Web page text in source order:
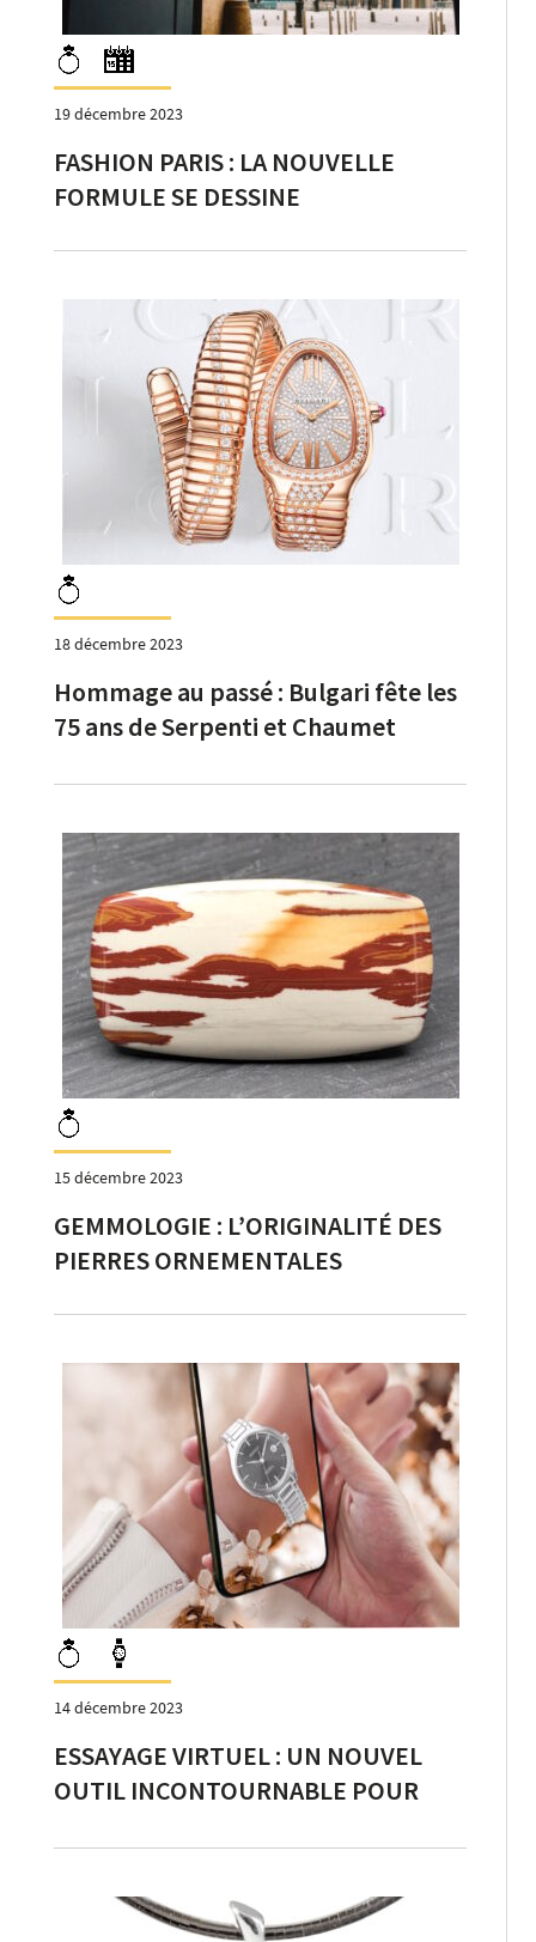
19 décembre 2023
FASHION PARIS : LA NOUVELLE
FORMULE SE DESSINE
18 décembre 2023
Hommage au passé : Bulgari fête les
75 ans de Serpenti et Chaumet
15 décembre 2023
GEMMOLOGIE : L’ORIGINALITÉ DES
PIERRES ORNEMENTALES
14 décembre 2023
ESSAYAGE VIRTUEL : UN NOUVEL
OUTIL INCONTOURNABLE POUR